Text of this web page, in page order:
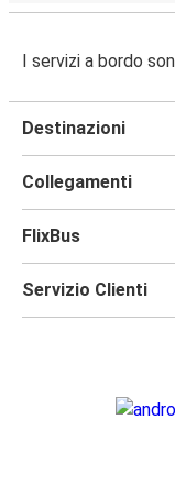
I servizi a bordo
Destinazioni
Collegamenti
FlixBus
Servizio Clienti